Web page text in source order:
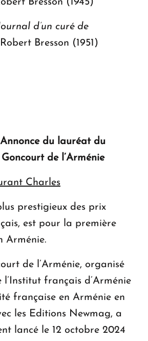
Bresson (1945)
d’un curé de
Bresson (1951)
Annonce du lauréat du
de l’Arménie
Charles
prestigieux des prix
est pour la première
Arménie.
de l’Arménie, organisé
l’Institut français d’Arménie
française en Arménie en
les Editions Newmag, a
lancé le 12 octobre 2024